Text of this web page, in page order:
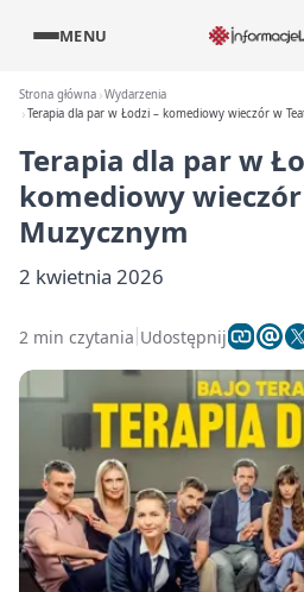
MENU
Strona główna Wydarzenia
Terapia dla par w Łodzi – komediowy wieczór w
Terapia dla par w
komediowy
Muzycznym
2 kwietnia 2026
2 min czytania Udostępnij